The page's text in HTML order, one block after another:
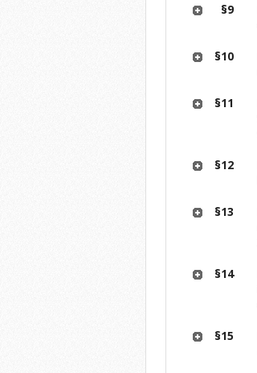
§9
§10
§11
§12
§13
§14
§15